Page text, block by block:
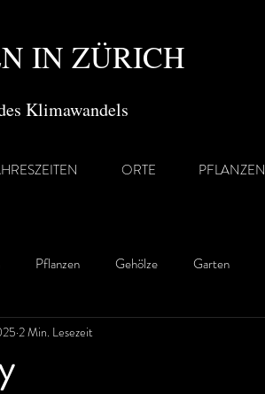
IN ZÜRICH
Klimawandels
ORTE PFLANZEN
Pflanzen Gehölze Garten
2 Min. Lesezeit